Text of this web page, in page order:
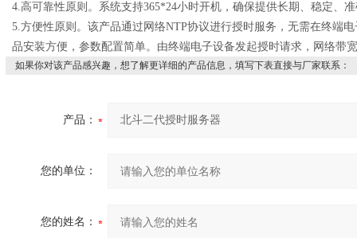
4.高可靠性原则。系统支持365*24小时开机，确保提供长期、稳定、
5.方便性原则。该产品通过网络NTP协议进行授时服务，无需在终端
品安装方便，参数配置简单。由终端电子设备发起授时请求，网络带
如果你对该产品感兴趣，想了解更详细的产品信息，填写下表直接与厂家联系：
产品：
您的单位：
您的姓名：